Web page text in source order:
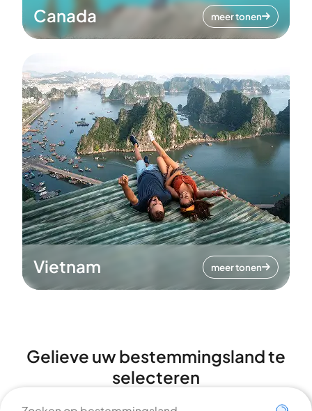
Canada meer tonen
Vietnam meer tonen
Gelieve uw bestemmingsland te
selecteren